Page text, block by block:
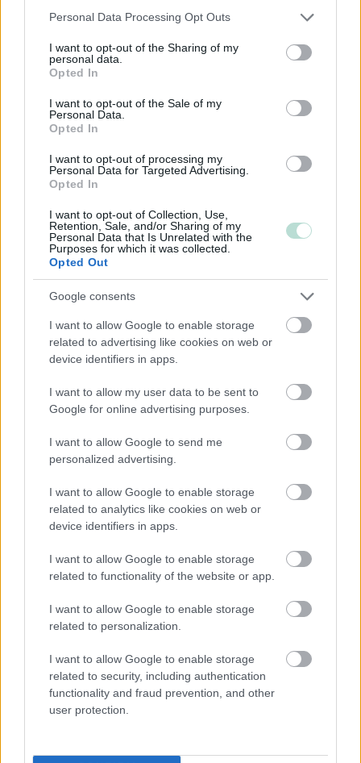
Please note that this website/app uses one or more Google
not limited to your visit or usage behaviour. You may click to
grant or deny consent to Google and its third-party tags to
use your data for below specified purposes in below Google
consent section.
Personal Data Processing Opt Outs
I want to opt-out of the Sharing of my
personal data.
Opted In
I want to opt-out of the Sale of my
Personal Data.
Opted In
I want to opt-out of processing my
Personal Data for Targeted Advertising.
Opted In
I want to opt-out of Collection, Use,
Retention, Sale, and/or Sharing of my
Personal Data that Is Unrelated with the
Purposes for which it was collected.
Opted Out
Google consents
I want to allow Google to enable storage
related to advertising like cookies on web or
device identifiers in apps.
I want to allow my user data to be sent to
Google for online advertising purposes.
I want to allow Google to send me
personalized advertising.
I want to allow Google to enable storage
related to analytics like cookies on web or
device identifiers in apps.
I want to allow Google to enable storage
related to functionality of the website or app.
I want to allow Google to enable storage
related to personalization.
I want to allow Google to enable storage
related to security, including authentication
functionality and fraud prevention, and other
user protection.
Julkinen hallinto
Kansainvälisten organisaatioiden ja toimielinten
toiminta
Kiinteistöalan toiminta
Kuljetusliike­toiminta
Maa-, metsä- ja kalatalous
Majoitus- ja ravitsemistoiminta
Palveluliiketoiminta
Rakentaminen
Teollisuus
Terveys- ja sosiaalipalvelut
Apteekkiala
Yhdistykset ja järjestöt
Taide- ja kulttuuriala
Sijoitustoiminta
Palvelutarjonta
ALV-laskelmat, ilmoitukset verottajalle ja
tilinpäätökset
Henkilöstöhallinnon palvelut
Lakisääteinen kirjanpito
Liiketoiminnan kehittämispalvelut (esim.
Maksatuspalvelut
Ostolaskuihin liittyvät palvelut
Palkkahallinnon palvelut
Sisäinen laskenta